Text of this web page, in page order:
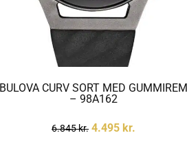
BULOVA CURV SORT MED GUMMIREM
– 98A162
6.845kr. 4.495 kr.